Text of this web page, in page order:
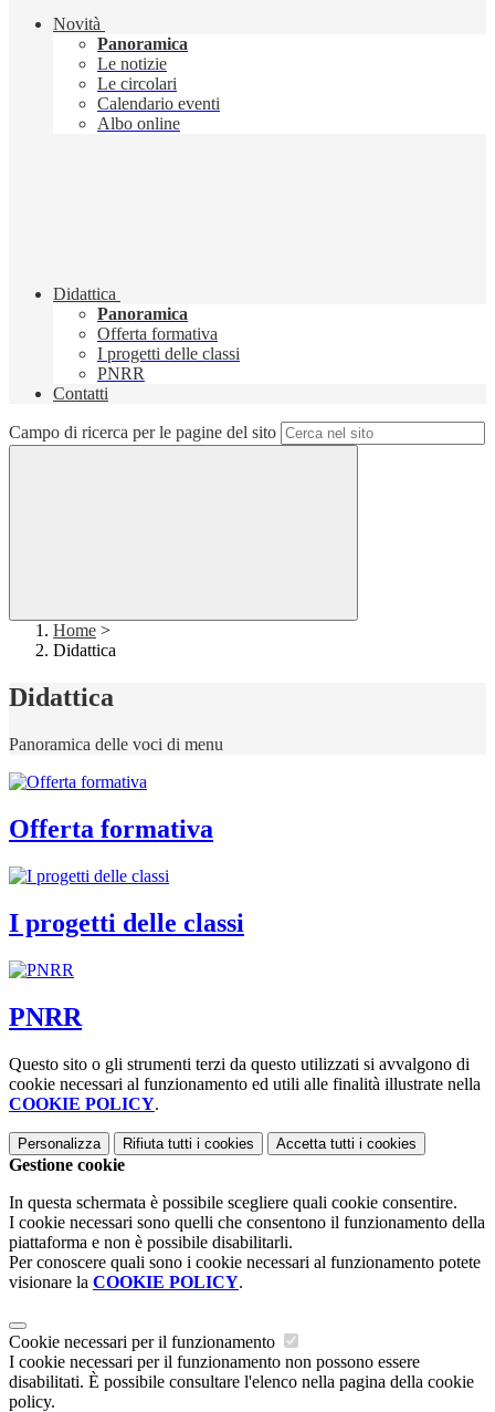
Novità
Panoramica
Le notizie
Le circolari
Calendario eventi
Albo online
Didattica
Panoramica
Offerta formativa
I progetti delle classi
PNRR
Contatti
Campo di ricerca per le pagine del sito
Home >
Didattica
Didattica
Panoramica delle voci di menu
Offerta formativa
I progetti delle classi
PNRR
Questo sito o gli strumenti terzi da questo utilizzati si avvalgono di
cookie necessari al funzionamento ed utili alle finalità illustrate nella
COOKIE POLICY.
Personalizza Rifiuta tutti i cookies Accetta tutti i cookies
Gestione cookie
In questa schermata è possibile scegliere quali cookie consentire.
I cookie necessari sono quelli che consentono il funzionamento della
piattaforma e non è possibile disabilitarli.
Per conoscere quali sono i cookie necessari al funzionamento potete
visionare la COOKIE POLICY.
Cookie necessari per il funzionamento
I cookie necessari per il funzionamento non possono essere
disabilitati. È possibile consultare l'elenco nella pagina della cookie
policy.